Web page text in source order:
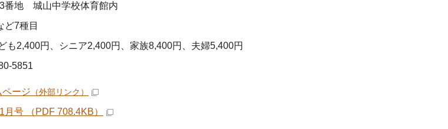
番地 城山中学校体育館内
7種目
2,400円、シニア2,400円、家族8,400円、夫婦5,400円
5851
ページ （外部リンク）
号 （PDF 708.4KB）